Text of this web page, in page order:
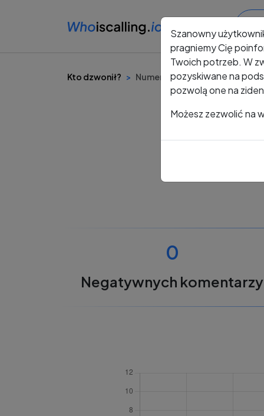
Kto dzwonił? Numer +48 486 278 251
0
Negatywnych komentarzy
Szanowny
pragniemy Cię
Twoich potrzeb. W
pozyskiwane na
pozwolą one na
Możesz zezwolić na